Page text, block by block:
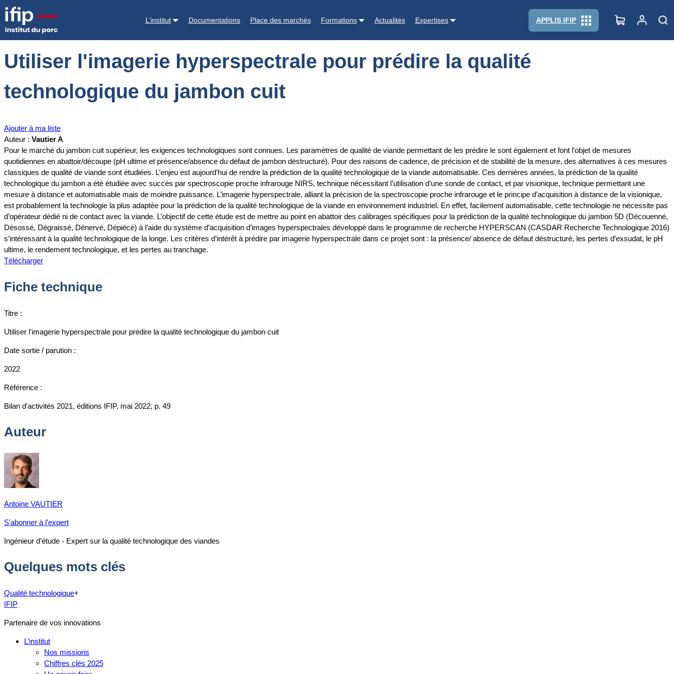
L’institut Documentations Place des marchés Formations Actualités Expertises APPLIS IFIP
Accueil Documentations
Utiliser l'imagerie hyperspectrale pour prédire la qualité
technologique du jambon cuit
Ajouter à ma liste
Auteur : Vautier A
Pour le marché du jambon cuit supérieur, les exigences technologiques sont connues. Les paramètres de qualité de viande permettant de les prédire le sont également et font l’objet de mesures
quotidiennes en abattoir/découpe (pH ultime et présence/absence du défaut de jambon déstructuré). Pour des raisons de cadence, de précision et de stabilité de la mesure, des alternatives à ces mesures
classiques de qualité de viande sont étudiées. L’enjeu est aujourd’hui de rendre la prédiction de la qualité technologique de la viande automatisable. Ces dernières années, la prédiction de la qualité
technologique du jambon a été étudiée avec succès par spectroscopie proche infrarouge NIRS, technique nécessitant l’utilisation d’une sonde de contact, et par visionique, technique permettant une
mesure à distance et automatisable mais de moindre puissance. L’imagerie hyperspectrale, alliant la précision de la spectroscopie proche infrarouge et le principe d’acquisition à distance de la visionique,
est probablement la technologie la plus adaptée pour la prédiction de la qualité technologique de la viande en environnement industriel. En effet, facilement automatisable, cette technologie ne nécessite pas
d’opérateur dédié ni de contact avec la viande. L’objectif de cette étude est de mettre au point en abattoir des calibrages spécifiques pour la prédiction de la qualité technologique du jambon 5D (Découenné,
Désossé, Dégraissé, Dénervé, Dépiécé) à l’aide du système d’acquisition d’images hyperspectrales développé dans le programme de recherche HYPERSCAN (CASDAR Recherche Technologique 2016)
s’intéressant à la qualité technologique de la longe. Les critères d’intérêt à prédire par imagerie hyperspectrale dans ce projet sont : la présence/ absence de défaut déstructuré, les pertes d’exsudat, le pH
ultime, le rendement technologique, et les pertes au tranchage.
Télécharger
Fiche technique
Titre :
Utiliser l'imagerie hyperspectrale pour prédire la qualité technologique du jambon cuit
Date sortie / parution :
2022
Référence :
Bilan d'activités 2021, éditions IFIP, mai 2022, p. 49
Auteur
Antoine VAUTIER
S'abonner à l'expert
Ingénieur d’étude - Expert sur la qualité technologique des viandes
Quelques mots clés
Qualité technologique+
IFIP
Partenaire de vos innovations
L’institut
Nos missions
Chiffres clés 2025